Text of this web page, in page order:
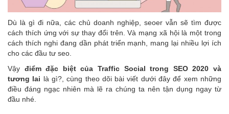
Dù là gì đi nữa, các chủ doanh nghiệp, seoer vẫn sẽ tìm được
cách thích ứng với sự thay đổi trên. Và mạng xã hội là một trong
cách thích nghi đang dần phát triển mạnh, mang lại nhiều lợi ích
cho các đầu tư seo.
Vậy điểm đặc biệt của Traffic Social trong SEO 2020 và
tương lai là gì?, cùng theo dõi bài viết dưới đây để xem những
điều đáng ngạc nhiên mà lẽ ra chúng ta nên tận dụng ngay từ
đầu nhé.